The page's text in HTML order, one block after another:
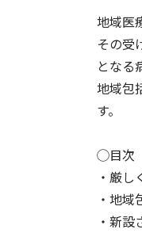
地域医
その受
となる
地域包
す。
◯目次
・厳
・地
・新